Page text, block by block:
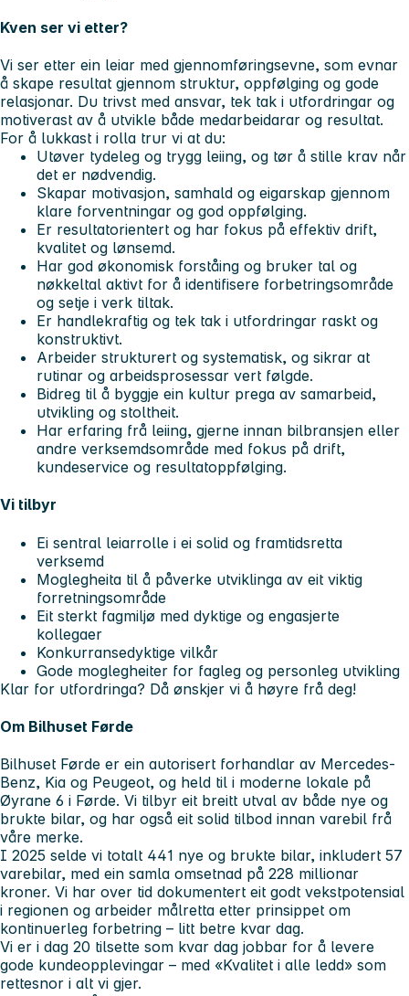
Kven ser vi etter?
Vi ser etter ein leiar med gjennomføringsevne, som evnar
å skape resultat gjennom struktur, oppfølging og gode
relasjonar. Du trivst med ansvar, tek tak i utfordringar og
motiverast av å utvikle både medarbeidarar og resultat.
For å lukkast i rolla trur vi at du:
Utøver tydeleg og trygg leiing, og tør å stille krav når
det er nødvendig.
Skapar motivasjon, samhald og eigarskap gjennom
klare forventningar og god oppfølging.
Er resultatorientert og har fokus på effektiv drift,
kvalitet og lønsemd.
Har god økonomisk forståing og bruker tal og
nøkkeltal aktivt for å identifisere forbetringsområde
og setje i verk tiltak.
Er handlekraftig og tek tak i utfordringar raskt og
konstruktivt.
Arbeider strukturert og systematisk, og sikrar at
rutinar og arbeidsprosessar vert følgde.
Bidreg til å byggje ein kultur prega av samarbeid,
utvikling og stoltheit.
Har erfaring frå leiing, gjerne innan bilbransjen eller
andre verksemdsområde med fokus på drift,
kundeservice og resultatoppfølging.
Vi tilbyr
Ei sentral leiarrolle i ei solid og framtidsretta
verksemd
Moglegheita til å påverke utviklinga av eit viktig
forretningsområde
Eit sterkt fagmiljø med dyktige og engasjerte
kollegaer
Konkurransedyktige vilkår
Gode moglegheiter for fagleg og personleg utvikling
Klar for utfordringa? Då ønskjer vi å høyre frå deg!
Om Bilhuset Førde
Bilhuset Førde er ein autorisert forhandlar av Mercedes-
Benz, Kia og Peugeot, og held til i moderne lokale på
Øyrane 6 i Førde. Vi tilbyr eit breitt utval av både nye og
brukte bilar, og har også eit solid tilbod innan varebil frå
våre merke.
I 2025 selde vi totalt 441 nye og brukte bilar, inkludert 57
varebilar, med ein samla omsetnad på 228 millionar
kroner. Vi har over tid dokumentert eit godt vekstpotensial
i regionen og arbeider målretta etter prinsippet om
kontinuerleg forbetring – litt betre kvar dag.
Vi er i dag 20 tilsette som kvar dag jobbar for å levere
gode kundeopplevingar – med «Kvalitet i alle ledd» som
rettesnor i alt vi gjer.